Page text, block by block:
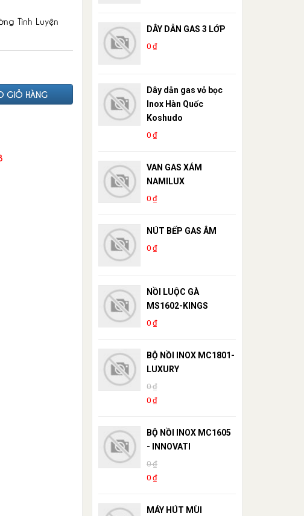
Tinh Luyện
GIỎ HÀNG
DÂY DẪN GAS 3 LỚP
0 ₫
Dây dẫn gas vỏ bọc
Inox Hàn Quốc
Koshudo
0 ₫
VAN GAS XÁM
NAMILUX
0 ₫
NÚT BẾP GAS ÂM
0 ₫
NỒI LUỘC GÀ
MS1602-KINGS
0 ₫
BỘ NỒI INOX MC1801-
LUXURY
0 ₫
0 ₫
BỘ NỒI INOX MC1605
- INNOVATI
0 ₫
0 ₫
MÁY HÚT MÙI